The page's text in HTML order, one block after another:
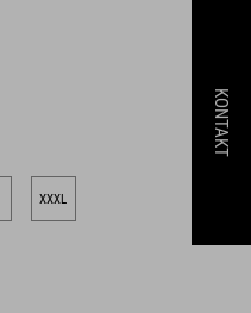
XXXL
KONTAKT